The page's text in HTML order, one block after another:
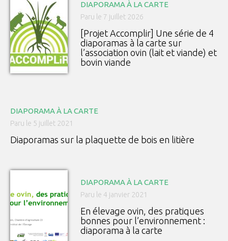
DIAPORAMA À LA CARTE
Paru le 7 juillet 2026
[Projet Accomplir] Une série de 4
diaporamas à la carte sur
l’association ovin (lait et viande) et
bovin viande
DIAPORAMA À LA CARTE
Paru le 5 juillet 2021
Diaporamas sur la plaquette de bois en litière
DIAPORAMA À LA CARTE
Paru le 4 janvier 2021
En élevage ovin, des pratiques
bonnes pour l’environnement :
diaporama à la carte